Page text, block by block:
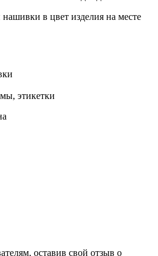
в цвет изделия на месте
этикетки
оставив свой отзыв о